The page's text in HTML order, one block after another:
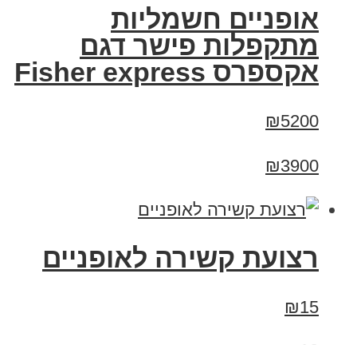
אופניים חשמליות
מתקפלות פישר דגם
אקספרס Fisher express
₪5200
₪3900
רצועת קשירה לאופניים
₪15